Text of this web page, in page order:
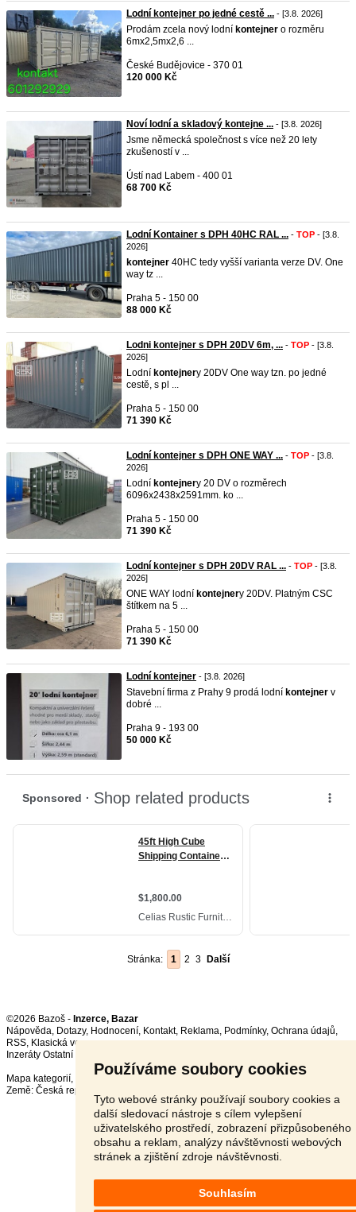
Používáme soubory cookies
Tyto webové stránky používají soubory cookies a
další sledovací nástroje s cílem vylepšení
uživatelského prostředí, zobrazení přizpůsobeného
obsahu a reklam, analýzy návštěvnosti webových
stránek a zjištění zdroje návštěvnosti.
Souhlasím
Lodní kontejner po jedné cestě ... - [3.8. 2026]
Prodám zcela nový lodní kontejner o rozměru
6mx2,5mx2,6 ...
České Budějovice - 370 01
120 000 Kč
Noví lodní a skladový kontejne ... - [3.8. 2026]
Jsme německá společnost s více než 20 lety
zkušeností v ...
Ústí nad Labem - 400 01
68 700 Kč
Lodní Kontainer s DPH 40HC RAL ... - TOP - [3.8.
2026]
kontejner 40HC tedy vyšší varianta verze DV. One
way tz ...
Praha 5 - 150 00
88 000 Kč
Lodni kontejner s DPH 20DV 6m, ... - TOP - [3.8.
2026]
Lodní kontejnery 20DV One way tzn. po jedné
cestě, s pl ...
Praha 5 - 150 00
71 390 Kč
Lodní kontejner s DPH ONE WAY ... - TOP - [3.8.
2026]
Lodní kontejnery 20 DV o rozměrech
6096x2438x2591mm. ko ...
Praha 5 - 150 00
71 390 Kč
Lodní kontejner s DPH 20DV RAL ... - TOP - [3.8.
2026]
ONE WAY lodní kontejnery 20DV. Platným CSC
štítkem na 5 ...
Praha 5 - 150 00
71 390 Kč
Lodní kontejner - [3.8. 2026]
Stavební firma z Prahy 9 prodá lodní kontejner v
dobré ...
Praha 9 - 193 00
50 000 Kč
Stránka: 1 2 3 Další
©2026 Bazoš - Inzerce, Bazar
Nápověda, Dotazy, Hodnocení, Kontakt, Reklama, Podmínky, Ochrana údajů,
RSS,
Inzeráty Ostatní celkem:
Mapa kategorií,
Země: Česká republika